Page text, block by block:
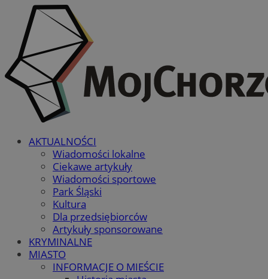
AKTUALNOŚCI
Wiadomości lokalne
Ciekawe artykuły
Wiadomości sportowe
Park Śląski
Kultura
Dla przedsiębiorców
Artykuły sponsorowane
KRYMINALNE
MIASTO
INFORMACJE O MIEŚCIE